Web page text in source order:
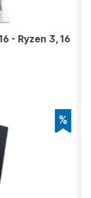
- Ryzen 3, 16